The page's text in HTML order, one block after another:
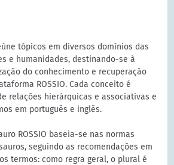
tópicos em diversos domínios das
e humanidades, destinando-se à
do conhecimento e recuperação
ROSSIO. Cada conceito é
relações hierárquicas e associativas e
em português e inglês.
ROSSIO baseia-se nas normas
seguindo as recomendações em
termos: como regra geral, o plural é